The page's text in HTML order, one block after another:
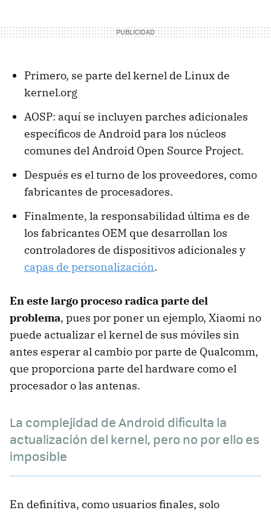
Primero, se parte del kernel de Linux de
kernel.org
AOSP: aquí se incluyen parches adicionales
específicos de Android para los núcleos
comunes del Android Open Source Project.
Después es el turno de los proveedores, como
fabricantes de procesadores.
Finalmente, la responsabilidad última es de
los fabricantes OEM que desarrollan los
controladores de dispositivos adicionales y
capas de personalización.
En este largo proceso radica parte del
problema, pues por poner un ejemplo, Xiaomi no
puede actualizar el kernel de sus móviles sin
antes esperar al cambio por parte de Qualcomm,
que proporciona parte del hardware como el
procesador o las antenas.
La complejidad de Android dificulta la
actualización del kernel, pero no por ello es
imposible
En definitiva, como usuarios finales, solo